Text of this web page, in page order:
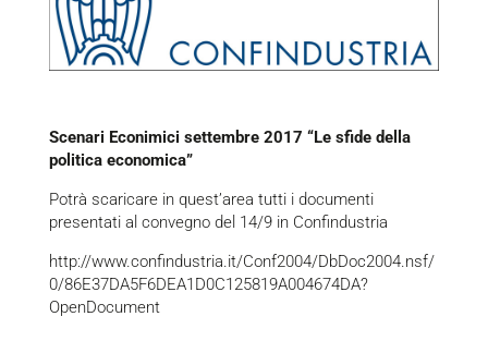
Scenari Econimici settembre 2017 “Le sfide della
politica economica”
Potrà scaricare in quest’area tutti i documenti
presentati al convegno del 14/9 in Confindustria
http://www.confindustria.it/Conf2004/DbDoc2004.nsf/
0/86E37DA5F6DEA1D0C125819A004674DA?
OpenDocument